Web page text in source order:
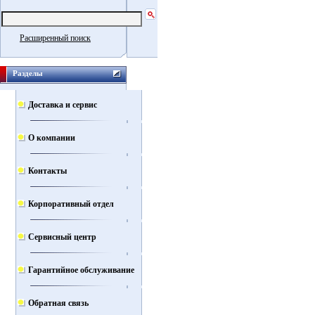
Расширенный поиск
Разделы
Доставка и сервис
О компании
Контакты
Корпоративный отдел
Сервисный центр
Гарантийное обслуживание
Обратная связь